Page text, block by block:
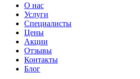
О нас
Услуги
Специалисты
Цены
Акции
Отзывы
Контакты
Блог